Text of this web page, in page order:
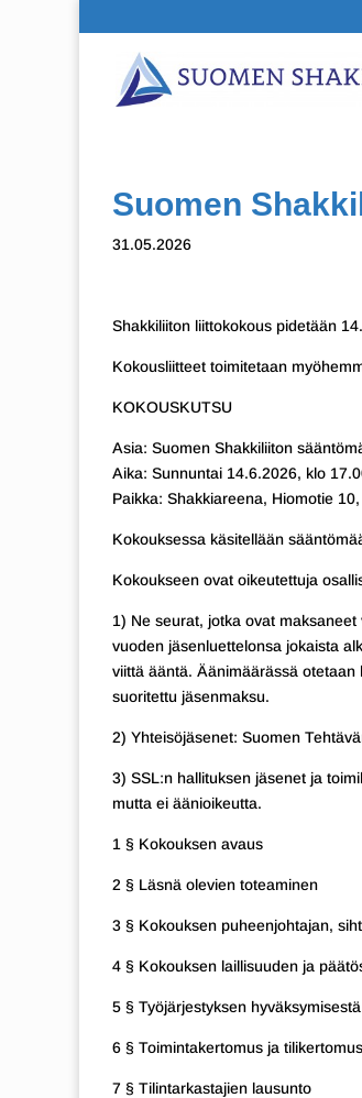
Suomen
31.05.2026
Shakkiliiton liittokokous pidetään
Kokousliitteet toimitetaan
KOKOUSKUTSU
Asia: Suomen Shakkiliiton
Aika: Sunnuntai 14.6.2026, klo
Paikka: Shakkiareena, Hiomotie
Kokouksessa käsitellään
Kokoukseen ovat oikeutettuja
1) Ne seurat, jotka ovat
vuoden jäsenluettelonsa jokaista
viittä ääntä. Äänimäärässä
suoritettu jäsenmaksu.
2) Yhteisöjäsenet: Suomen
3) SSL:n hallituksen jäsenet ja
mutta ei äänioikeutta.
1 § Kokouksen avaus
2 § Läsnä olevien toteaminen
3 § Kokouksen puheenjohtajan,
4 § Kokouksen laillisuuden ja
5 § Työjärjestyksen
6 § Toimintakertomus ja
7 § Tilintarkastajien lausunto